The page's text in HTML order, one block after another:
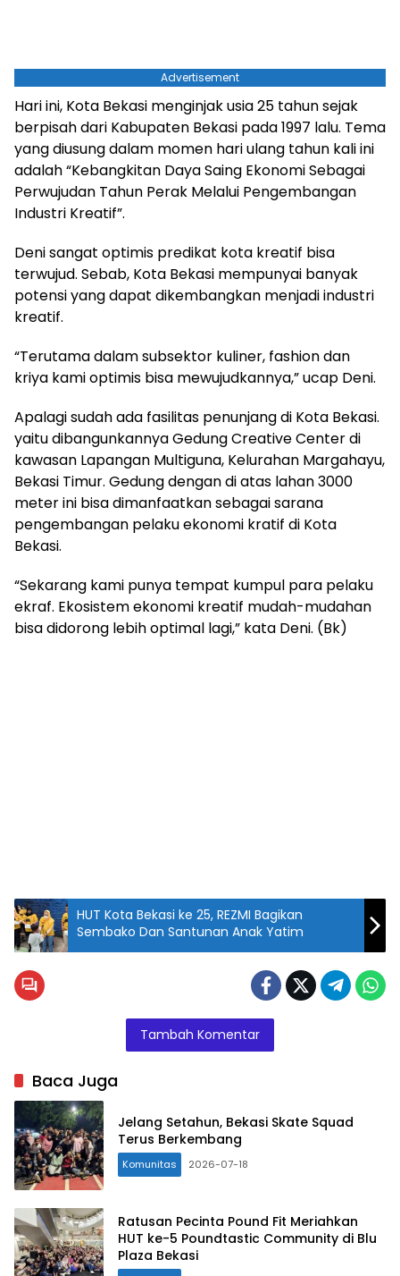
Advertisement
Hari ini, Kota Bekasi menginjak usia 25 tahun sejak
berpisah dari Kabupaten Bekasi pada 1997 lalu. Tema
yang diusung dalam momen hari ulang tahun kali ini
adalah “Kebangkitan Daya Saing Ekonomi Sebagai
Perwujudan Tahun Perak Melalui Pengembangan
Industri Kreatif”.
Deni sangat optimis predikat kota kreatif bisa
terwujud. Sebab, Kota Bekasi mempunyai banyak
potensi yang dapat dikembangkan menjadi industri
kreatif.
“Terutama dalam subsektor kuliner, fashion dan
kriya kami optimis bisa mewujudkannya,” ucap Deni.
Apalagi sudah ada fasilitas penunjang di Kota Bekasi.
yaitu dibangunkannya Gedung Creative Center di
kawasan Lapangan Multiguna, Kelurahan Margahayu,
Bekasi Timur. Gedung dengan di atas lahan 3000
meter ini bisa dimanfaatkan sebagai sarana
pengembangan pelaku ekonomi kratif di Kota
Bekasi.
“Sekarang kami punya tempat kumpul para pelaku
ekraf. Ekosistem ekonomi kreatif mudah-mudahan
bisa didorong lebih optimal lagi,” kata Deni. (Bk)
HUT Kota Bekasi ke 25, REZMI Bagikan
Sembako Dan Santunan Anak Yatim
Tambah Komentar
Baca Juga
Jelang Setahun, Bekasi Skate Squad
Terus Berkembang
Komunitas 2026-07-18
Ratusan Pecinta Pound Fit Meriahkan
HUT ke-5 Poundtastic Community di Blu
Plaza Bekasi